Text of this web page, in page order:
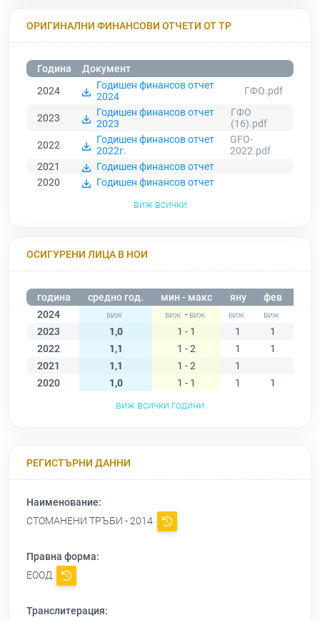
ОРИГИНАЛНИ ФИНАНСОВИ ОТЧЕТИ ОТ ТР
Година
Документ
2024
Годишен финансов отчет
2024
ГФО.pdf
2023
Годишен финансов отчет
2023
ГФО
(16).pdf
2022
Годишен финансов отчет
2022г.
GFO-
2022.pdf
2021
Годишен финансов отчет
2020
Годишен финансов отчет
виж всички
ОСИГУРЕНИ ЛИЦА В НОИ
година средно год. мин - макс яну фев
2024
-
2023
1,0 1 - 1 1 1
2022
1,1 1 - 2 1 1
2021
1,1 1 - 2
1
2020
1,0 1 - 1 1 1
виж всички години
РЕГИСТЪРНИ ДАННИ
Наименование:
СТОМАНЕНИ ТРЪБИ - 2014
Правна форма:
ЕООД
Транслитерация: